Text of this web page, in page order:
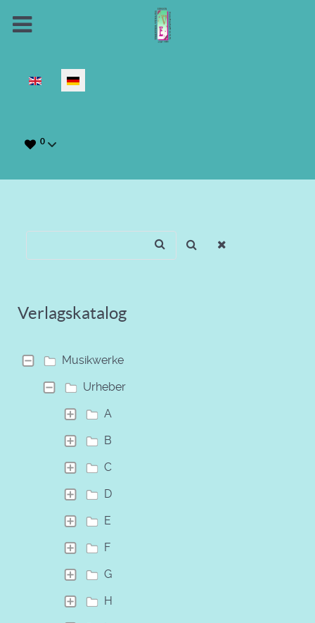
Sprache auswählen
0
Verlagskatalog
Musikwerke
Urheber
A
B
C
D
E
F
G
H